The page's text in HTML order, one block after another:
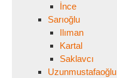
İnce
Sarıoğlu
Ilıman
Kartal
Saklavcı
Uzunmustafaoğlu